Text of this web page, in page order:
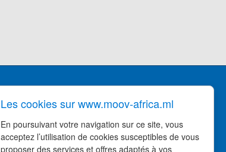
DIRECTION GÉNÉRALE MOOV
Hamdallaye ACI 2000,
près du Palais des Sports
Les cookies sur www.moov-africa.ml
En poursuivant votre navigation sur ce site, vous
acceptez l’utilisation de cookies susceptibles de vous
proposer des services et offres adaptés à vos